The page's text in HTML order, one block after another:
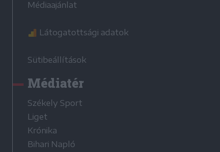
Médiaajánlat
Látogatottsági adatok
Sütibeállítások
Médiatér
Székely Sport
Liget
Krónika
Bihari Napló